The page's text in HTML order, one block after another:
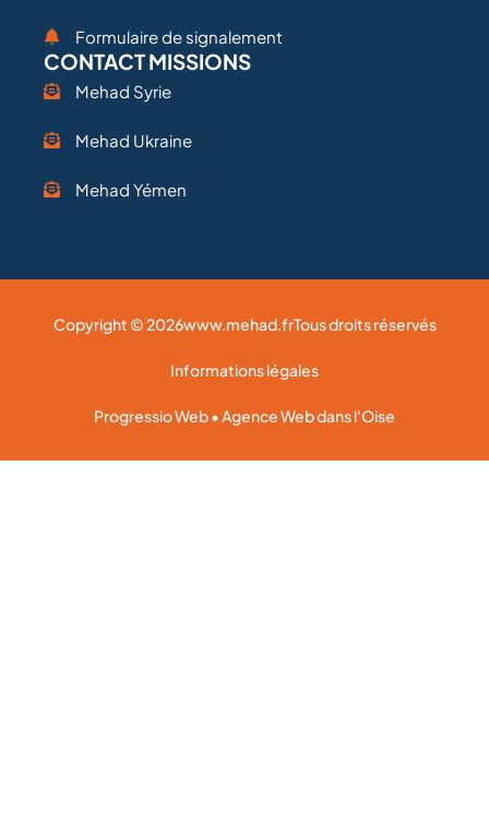
Formulaire de signalement
CONTACT MISSIONS
Mehad Syrie
Mehad Ukraine
Mehad Yémen
Copyright © 2026www.mehad.frTous droits réservés
Informations légales
Progressio Web • Agence Web dans l'Oise